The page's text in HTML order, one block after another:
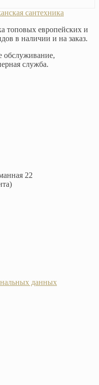
сантехника
топовых европейских и
в наличии и на заказ.
обслуживание,
служба.
22
данных